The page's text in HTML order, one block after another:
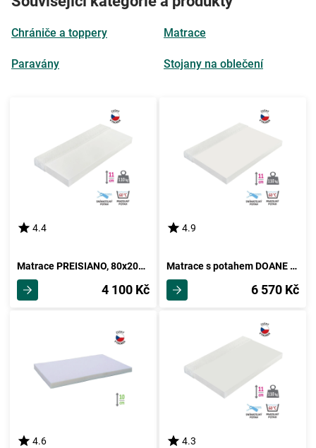
Chrániče a toppery
Paravány
Matrace
Stojany na oblečení
4.4
Matrace PREISIANO, 80x200 cm
4 100 Kč
4.9
Matrace s potahem DOANE 160x200 cm
6 570 Kč
4.6 4.3